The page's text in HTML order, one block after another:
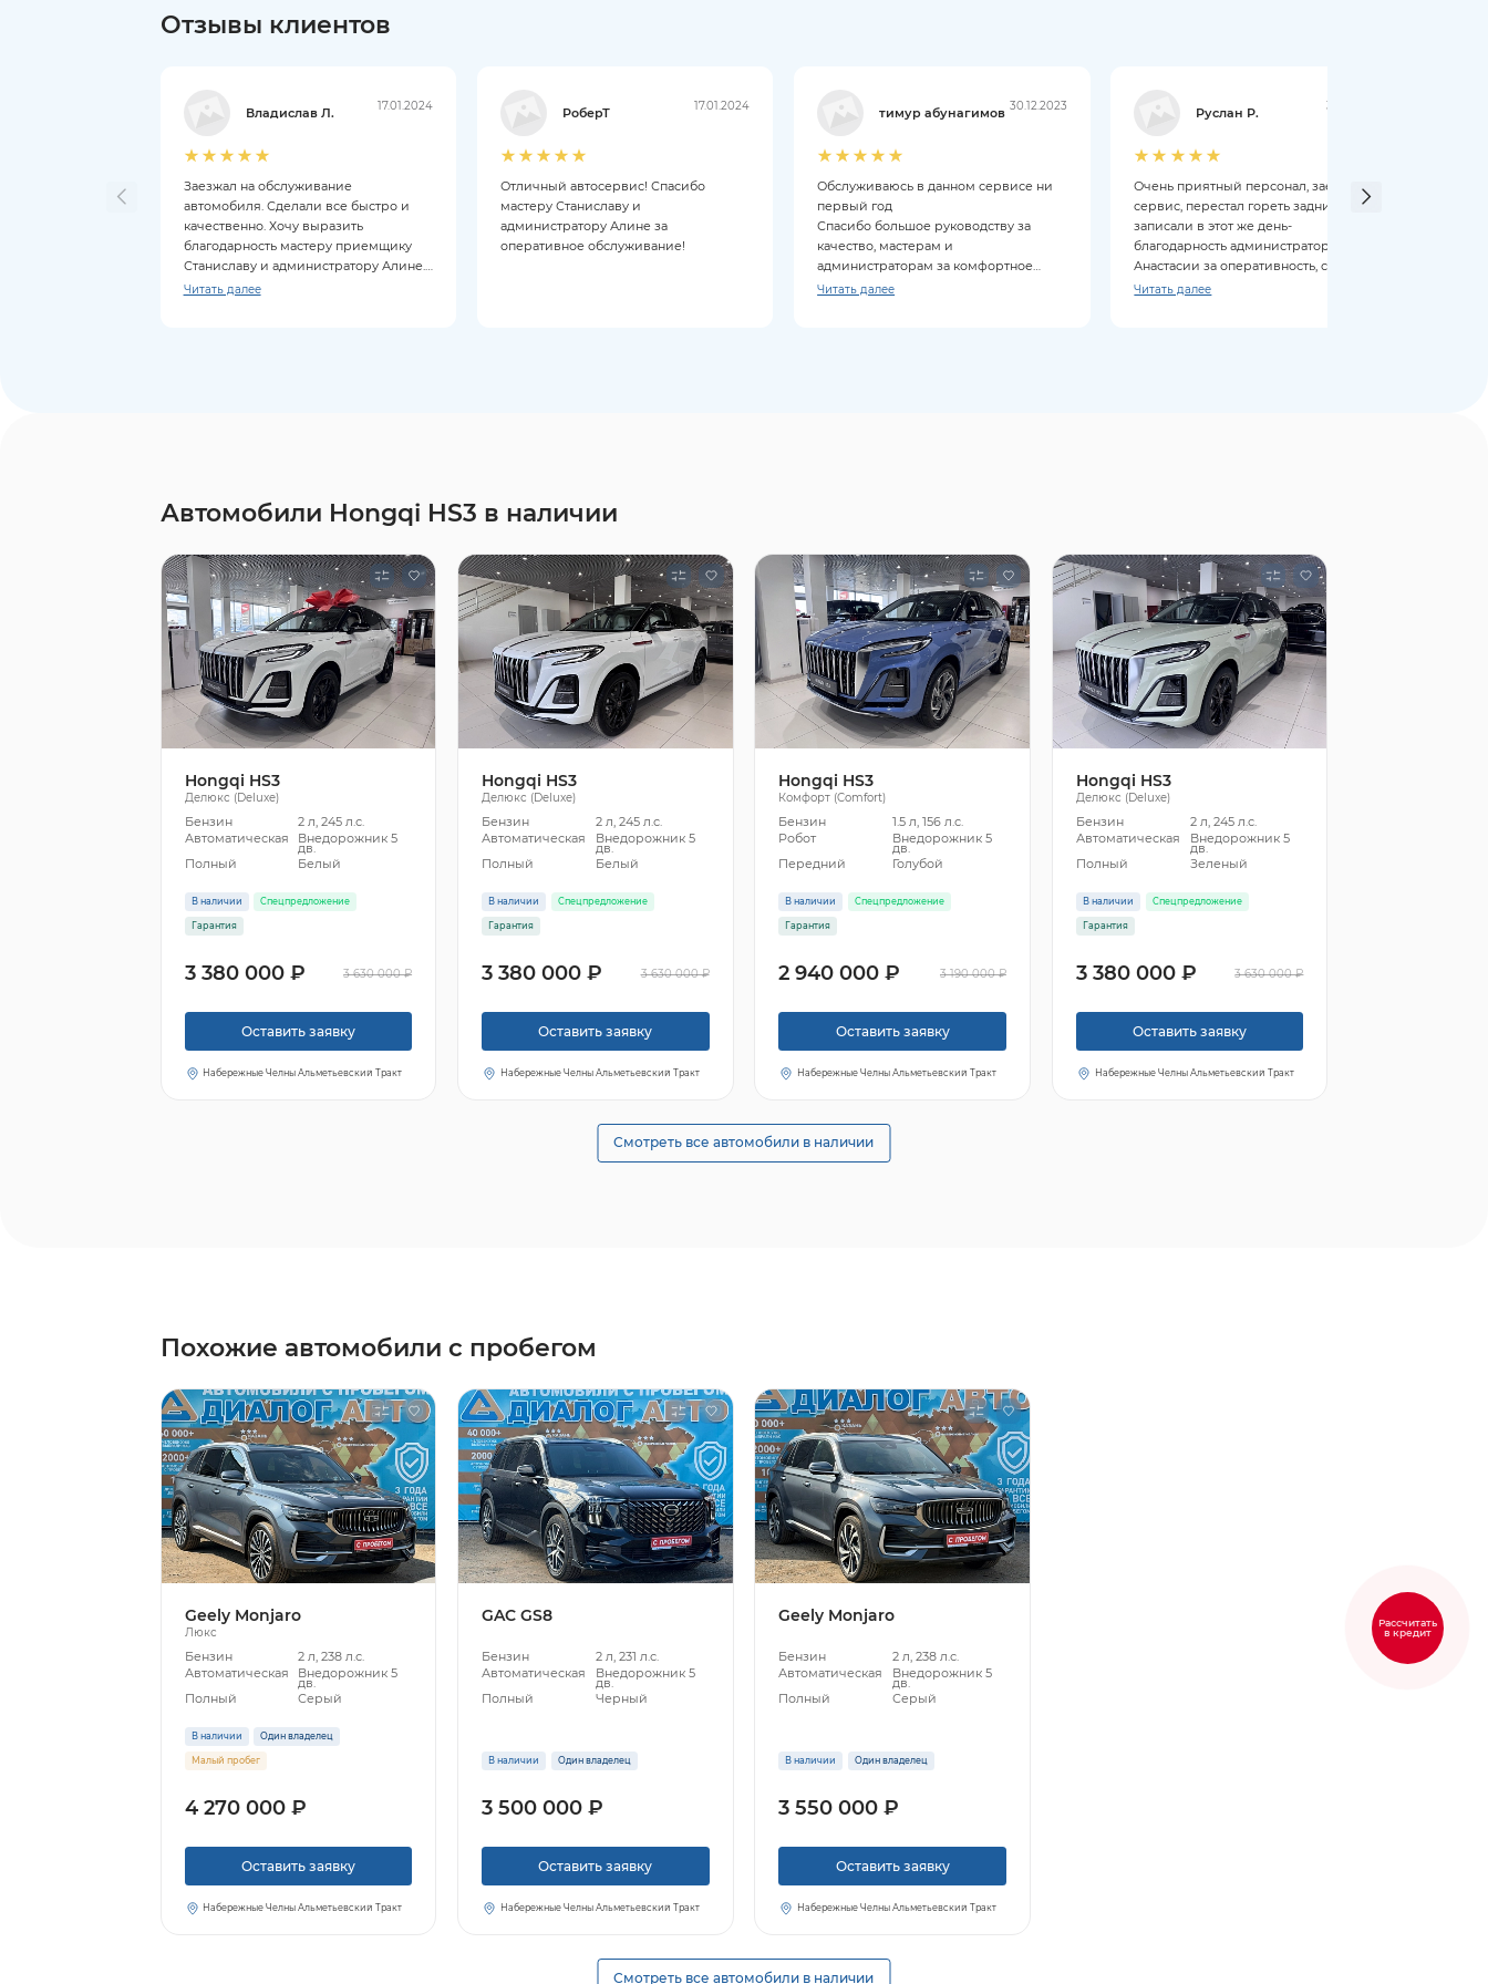
Отзывы клиентов
Владислав Л. 17.01.2024
Заезжал на обслуживание
автомобиля. Сделали все быстро и
качественно. Хочу выразить
благодарность мастеру приемщику
Станиславу и администратору Алине.
Все объяснили, ответили на все
Читать далее
РоберТ 17.01.2024
Отличный автосервис! Спасибо
мастеру Станиславу и
администратору Алине за
оперативное обслуживание!
тимур абунагимов 30.12.2023
Обслуживаюсь в данном сервисе ни
первый год
Спасибо большое руководству за
качество, мастерам и
администраторам за комфортное
обслуживание
Читать далее
Руслан Р. 30.12.2023
Очень приятный персонал, заезжал в
сервис, перестал гореть задний ход,
записали в этот же день-
благодарность администратору
Анастасии за оперативность, сделали
очень быстро, спасибо мастеру
Читать далее
Автомобили Hongqi HS3 в наличии
Hongqi HS3
Делюкс (Deluxe)
Бензин
2 л, 245 л.с.
Автоматическая
Внедорожник 5
дв.
Полный
Белый
В наличии Спецпредложение
Гарантия
3 380 000 ₽ 3 630 000 ₽
Оставить заявку
Набережные Челны Альметьевский Тракт
Hongqi HS3
Делюкс (Deluxe)
Бензин
2 л, 245 л.с.
Автоматическая
Внедорожник 5
дв.
Полный
Белый
В наличии Спецпредложение
Гарантия
3 380 000 ₽ 3 630 000 ₽
Оставить заявку
Набережные Челны Альметьевский Тракт
Hongqi HS3
Комфорт (Comfort)
Бензин
1.5 л, 156 л.с.
Робот
Внедорожник 5
дв.
Передний
Голубой
В наличии Спецпредложение
Гарантия
2 940 000 ₽ 3 190 000 ₽
Оставить заявку
Набережные Челны Альметьевский Тракт
Hongqi HS3
Делюкс (Deluxe)
Бензин
2 л, 245 л.с.
Автоматическая
Внедорожник 5
дв.
Полный
Зеленый
В наличии Спецпредложение
Гарантия
3 380 000 ₽ 3 630 000 ₽
Оставить заявку
Набережные Челны Альметьевский Тракт
Смотреть все автомобили в наличии
Похожие автомобили с пробегом
Geely Monjaro
Люкс
Бензин
2 л, 238 л.с.
Автоматическая
Внедорожник 5
дв.
Полный
Серый
В наличии Один владелец
Малый пробег
4 270 000 ₽
Оставить заявку
Набережные Челны Альметьевский Тракт
GAC GS8
Бензин
2 л, 231 л.с.
Автоматическая
Внедорожник 5
дв.
Полный
Черный
В наличии Один владелец
3 500 000 ₽
Оставить заявку
Набережные Челны Альметьевский Тракт
Geely Monjaro
Бензин
2 л, 238 л.с.
Автоматическая
Внедорожник 5
дв.
Полный
Серый
В наличии Один владелец
3 550 000 ₽
Оставить заявку
Набережные Челны Альметьевский Тракт
Смотреть все автомобили в наличии
Рассчитать
в кредит